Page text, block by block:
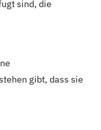
sind, die
gibt, dass sie